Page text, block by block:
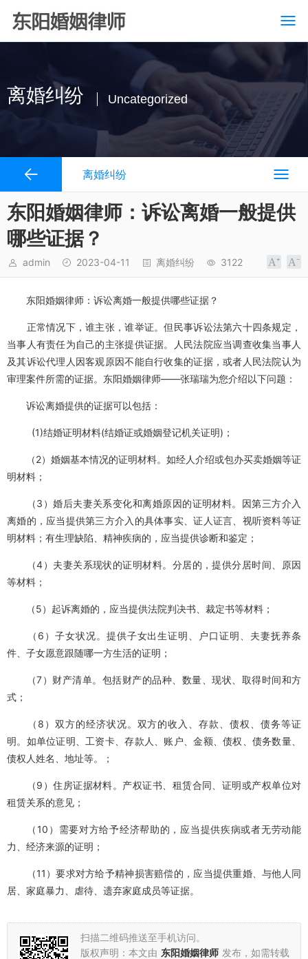
离婚纠纷 Uncategorized
离婚纠纷
东阳婚姻律师：诉讼离婚一般提供
哪些证据？
admin 2023-04-11 离婚纠纷 3122
东阳婚姻律师：诉讼离婚一般提供哪些证据？
正常情况下，谁主张，谁举证。但民事诉讼法第六十四条规定，
当事人有责任为自己的主张提供证据。人民法院应当调查收集当事人
及其诉讼代理人因客观原因不能自行收集的证据，或者人民法院认为
审理案件所需的证据。东阳婚姻律师——张瑞瑞为您介绍以下问题：
诉讼离婚提供的证据可以包括：
(1)结婚证明材料(结婚证或婚姻登记机关证明)；
（2）婚姻基本情况的证明材料。如经人介绍或包办买卖婚姻等证
明材料；
（3）婚后夫妻关系变化和离婚原因的证明材料。因第三方介入
离婚的，应当提供第三方介入的具体事实、证人证言、视听资料等证
明材料；有生理缺陷、精神疾病的，应当提供诊断和鉴定；
（4）夫妻关系现状的证明材料。分居的，提供分居时间、原因
等材料；
（5）起诉离婚的，应当提供法院判决书、裁定书等材料；
（6）子女状况。提供子女出生证明、户口证明、夫妻抚养条
件、子女愿意跟随哪一方生活的证明；
（7）财产清单。包括财产的品种、数量、现状、取得时间和方
式；
（8）双方的经济状况。双方的收入、存款、债权、债务等证
明。如单位证明、工资卡、存款人、账户、金额、债权、债务数量、
债权人姓名、地址等。；
（9）住房证据材料。产权证书、租赁合同、证明或产权单位对
租赁关系的意见；
（10）需要对方给予经济帮助的，应当提供疾病或者无劳动能
力、经济来源的证明；
（11）要求对方给予精神损害赔偿的，应当提供重婚、与他人同
居、家庭暴力、虐待、遗弃家庭成员等证据。
扫描二维码推送至手机访问。
版权声明：本文由 东阳婚姻律师 发布，如需转载